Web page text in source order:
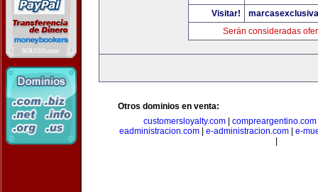
Visitar!
Serán consideradas
Otros dominios en venta:
customersloyalty.com| compreargentino.com
eadministracion.com| e-administracion.com| e-